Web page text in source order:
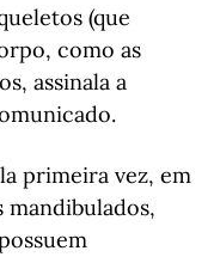
(que
como as
assinala a
primeira vez, em
mandibulados,